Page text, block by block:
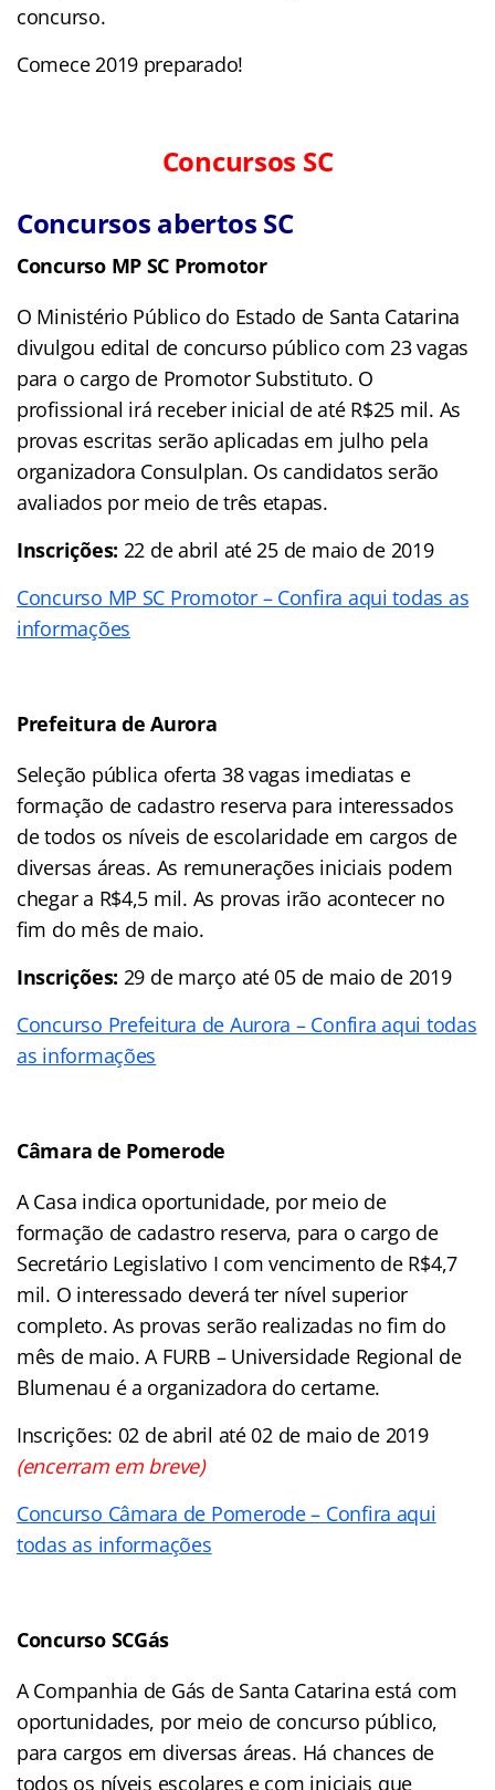
concurso.
Comece 2019 preparado!
Concursos SC
Concursos abertos SC
Concurso MP SC Promotor
O Ministério Público do Estado de Santa Catarina
divulgou edital de concurso público com 23 vagas
para o cargo de Promotor Substituto. O
profissional irá receber inicial de até R$25 mil. As
provas escritas serão aplicadas em julho pela
organizadora Consulplan. Os candidatos serão
avaliados por meio de três etapas.
Inscrições: 22 de abril até 25 de maio de 2019
Concurso MP SC Promotor – Confira aqui todas as
informações
Prefeitura de Aurora
Seleção pública oferta 38 vagas imediatas e
formação de cadastro reserva para interessados
de todos os níveis de escolaridade em cargos de
diversas áreas. As remunerações iniciais podem
chegar a R$4,5 mil. As provas irão acontecer no
fim do mês de maio.
Inscrições: 29 de março até 05 de maio de 2019
Concurso Prefeitura de Aurora – Confira aqui todas
as informações
Câmara de Pomerode
A Casa indica oportunidade, por meio de
formação de cadastro reserva, para o cargo de
Secretário Legislativo I com vencimento de R$4,7
mil. O interessado deverá ter nível superior
completo. As provas serão realizadas no fim do
mês de maio. A FURB – Universidade Regional de
Blumenau é a organizadora do certame.
Inscrições: 02 de abril até 02 de maio de 2019
(encerram em breve)
Concurso Câmara de Pomerode – Confira aqui
todas as informações
Concurso SCGás
A Companhia de Gás de Santa Catarina está com
oportunidades, por meio de concurso público,
para cargos em diversas áreas. Há chances de
todos os níveis escolares e com iniciais que